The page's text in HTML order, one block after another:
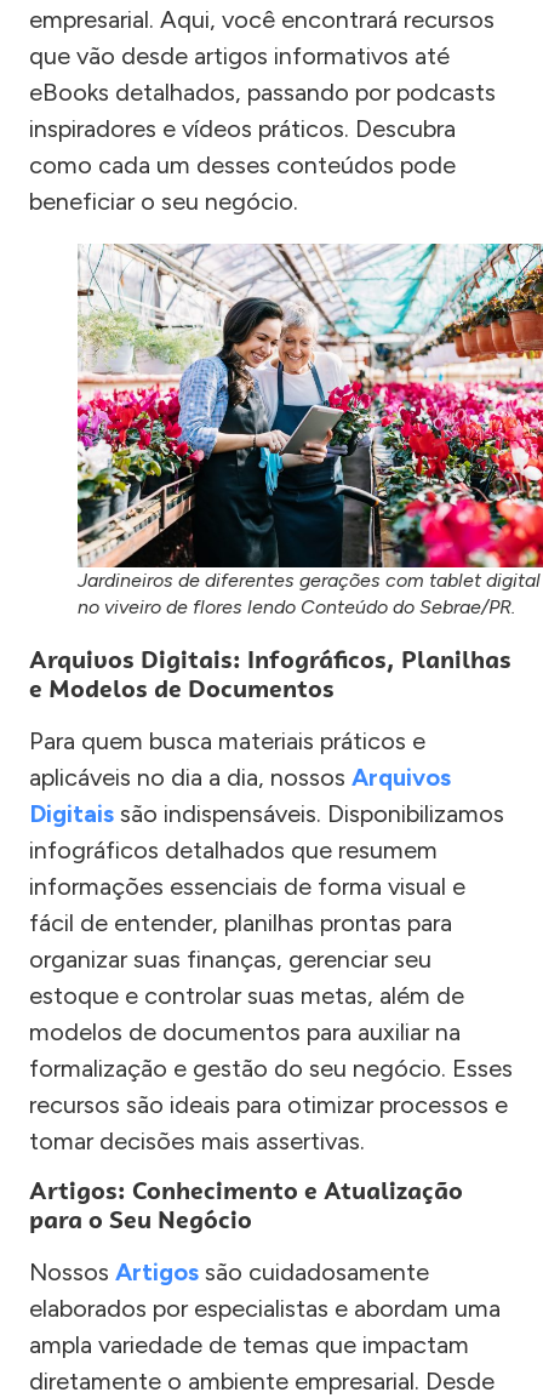
empresarial. Aqui, você encontrará recursos
que vão desde artigos informativos até
eBooks detalhados, passando por podcasts
inspiradores e vídeos práticos. Descubra
como cada um desses conteúdos pode
beneficiar o seu negócio.
Jardineiros de diferentes gerações com tablet digital
no viveiro de flores lendo Conteúdo do Sebrae/PR.
Arquivos Digitais: Infográficos, Planilhas
e Modelos de Documentos
Para quem busca materiais práticos e
aplicáveis no dia a dia, nossos Arquivos
Digitais são indispensáveis. Disponibilizamos
infográficos detalhados que resumem
informações essenciais de forma visual e
fácil de entender, planilhas prontas para
organizar suas finanças, gerenciar seu
estoque e controlar suas metas, além de
modelos de documentos para auxiliar na
formalização e gestão do seu negócio. Esses
recursos são ideais para otimizar processos e
tomar decisões mais assertivas.
Artigos: Conhecimento e Atualização
para o Seu Negócio
Nossos Artigos são cuidadosamente
elaborados por especialistas e abordam uma
ampla variedade de temas que impactam
diretamente o ambiente empresarial. Desde